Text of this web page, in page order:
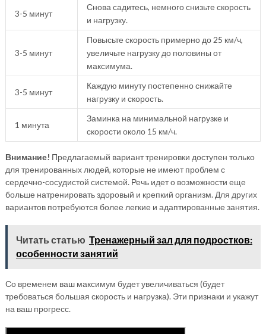
3-5 минут
Снова садитесь, немного снизьте скорость
и нагрузку.
3-5 минут
Повысьте скорость примерно до 25 км/ч,
увеличьте нагрузку до половины от
максимума.
3-5 минут
Каждую минуту постепенно снижайте
нагрузку и скорость.
1 минута
Заминка на минимальной нагрузке и
скорости около 15 км/ч.
Внимание! Предлагаемый вариант тренировки доступен только
для тренированных людей, которые не имеют проблем с
сердечно-сосудистой системой. Речь идет о возможности еще
больше натренировать здоровый и крепкий организм. Для других
вариантов потребуются более легкие и адаптированные занятия.
Читать статью Тренажерный зал для подростков:
особенности занятий
Со временем ваш максимум будет увеличиваться (будет
требоваться большая скорость и нагрузка). Эти признаки и укажут
на ваш прогресс.